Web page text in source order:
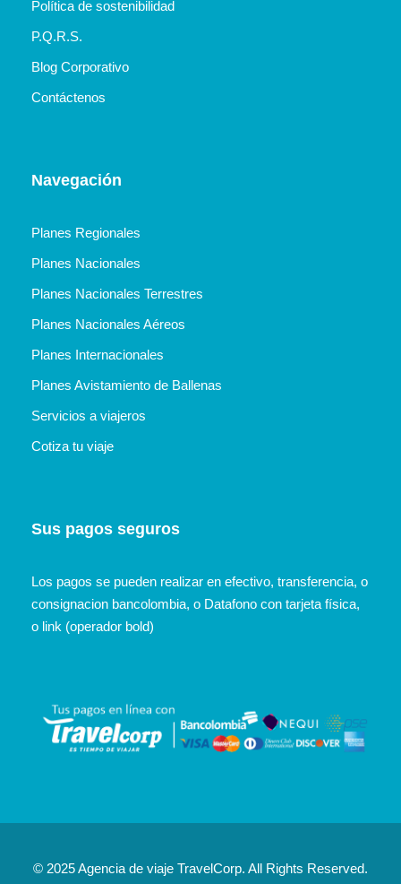
Política de sostenibilidad
P.Q.R.S.
Blog Corporativo
Contáctenos
Navegación
Planes Regionales
Planes Nacionales
Planes Nacionales Terrestres
Planes Nacionales Aéreos
Planes Internacionales
Planes Avistamiento de Ballenas
Servicios a viajeros
Cotiza tu viaje
Sus pagos seguros
Los pagos se pueden realizar en efectivo, transferencia, o
consignacion bancolombia, o Datafono con tarjeta física,
o link (operador bold)
© 2025 Agencia de viaje TravelCorp. All Rights Reserved.